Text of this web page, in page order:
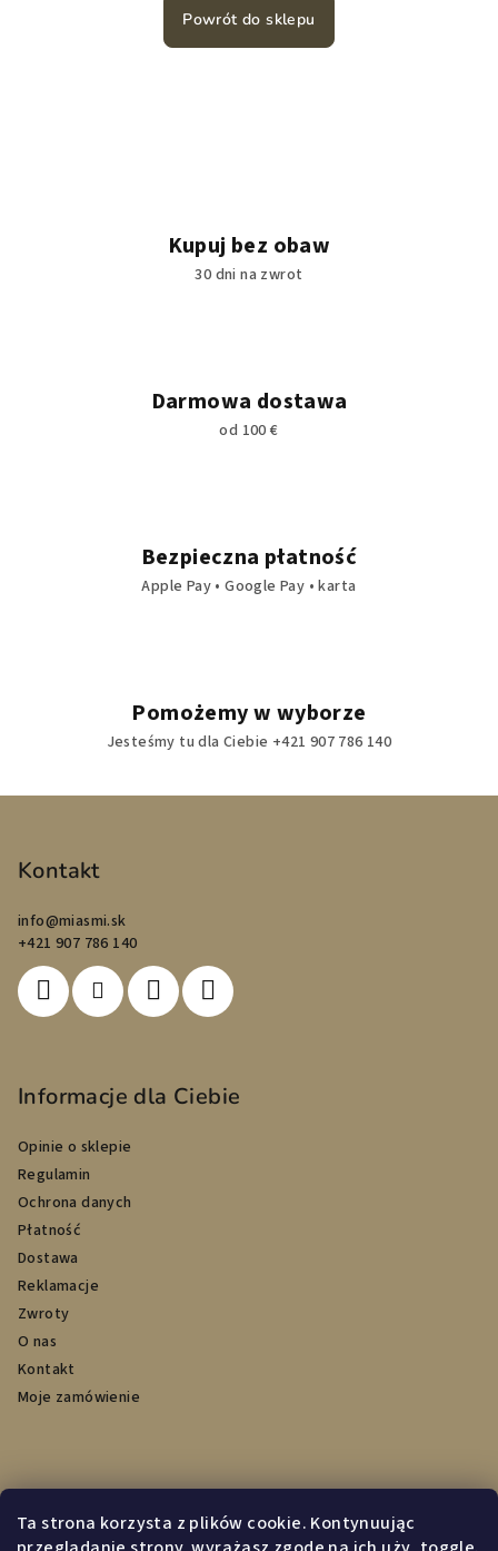
Ta strona korzysta z plików cookie. Kontynuując
Powrót do sklepu
Kupuj bez obaw
30 dni na zwrot
Darmowa dostawa
od 100 €
Bezpieczna płatność
Apple Pay • Google Pay • karta
Pomożemy w wyborze
Jesteśmy tu dla Ciebie +421 907 786 140
Kontakt
info@miasmi.sk
+421 907 786 140
Informacje dla Ciebie
Opinie o sklepie
Regulamin
Ochrona danych
Płatność
Dostawa
Reklamacje
Zwroty
O nas
Kontakt
Moje zamówienie
Przyjmujemy płatności online